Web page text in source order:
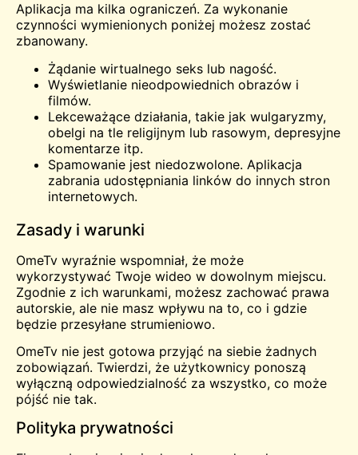
Aplikacja ma kilka ograniczeń. Za wykonanie
czynności wymienionych poniżej możesz zostać
zbanowany.
Żądanie wirtualnego seks lub nagość.
Wyświetlanie nieodpowiednich obrazów i
filmów.
Lekceważące działania, takie jak wulgaryzmy,
obelgi na tle religijnym lub rasowym, depresyjne
komentarze itp.
Spamowanie jest niedozwolone. Aplikacja
zabrania udostępniania linków do innych stron
internetowych.
Zasady i warunki
OmeTv wyraźnie wspomniał, że może
wykorzystywać Twoje wideo w dowolnym miejscu.
Zgodnie z ich warunkami, możesz zachować prawa
autorskie, ale nie masz wpływu na to, co i gdzie
będzie przesyłane strumieniowo.
OmeTv nie jest gotowa przyjąć na siebie żadnych
zobowiązań. Twierdzi, że użytkownicy ponoszą
wyłączną odpowiedzialność za wszystko, co może
pójść nie tak.
Polityka prywatności